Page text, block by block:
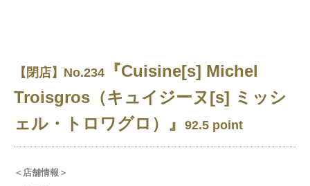
【閉店】No.234
『Cuisine[s] Michel
Troisgros（キュイジーヌ[s] ミッシ
ェル・トロワグロ）』
92.5 point
＜店舗情報＞